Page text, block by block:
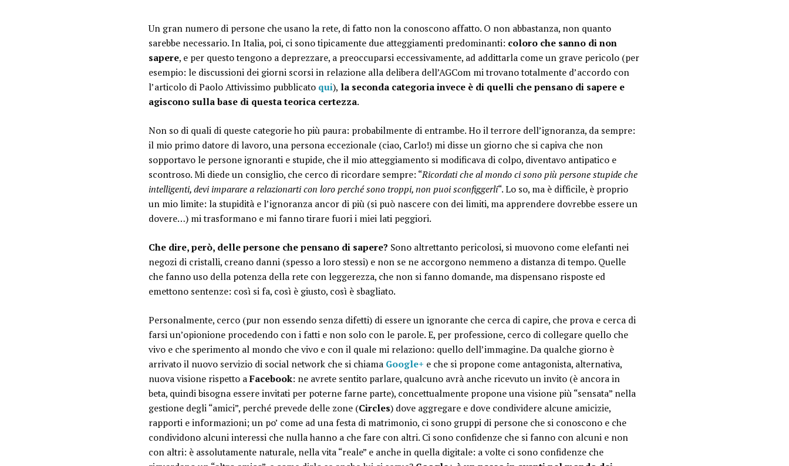
Un gran numero di persone che usano la rete, di fatto non la conoscono affatto. O non abbastanza, non quanto
sarebbe necessario. In Italia, poi, ci sono tipicamente due atteggiamenti predominanti: coloro che sanno di non
sapere, e per questo tengono a deprezzare, a preoccuparsi eccessivamente, ad addittarla come un grave pericolo (per
esempio: le discussioni dei giorni scorsi in relazione alla delibera dell’AGCom mi trovano totalmente d’accordo con
l’articolo di Paolo Attivissimo pubblicato qui), la seconda categoria invece è di quelli che pensano di sapere e
agiscono sulla base di questa teorica certezza.
Non so di quali di queste categorie ho più paura: probabilmente di entrambe. Ho il terrore dell’ignoranza, da sempre:
il mio primo datore di lavoro, una persona eccezionale (ciao, Carlo!) mi disse un giorno che si capiva che non
sopportavo le persone ignoranti e stupide, che il mio atteggiamento si modificava di colpo, diventavo antipatico e
scontroso. Mi diede un consiglio, che cerco di ricordare sempre: “Ricordati che al mondo ci sono più persone stupide che
intelligenti, devi imparare a relazionarti con loro perché sono troppi, non puoi sconfiggerli“. Lo so, ma è difficile, è proprio
un mio limite: la stupidità e l’ignoranza ancor di più (si può nascere con dei limiti, ma apprendere dovrebbe essere un
dovere…) mi trasformano e mi fanno tirare fuori i miei lati peggiori.
Che dire, però, delle persone che pensano di sapere? Sono altrettanto pericolosi, si muovono come elefanti nei
negozi di cristalli, creano danni (spesso a loro stessi) e non se ne accorgono nemmeno a distanza di tempo. Quelle
che fanno uso della potenza della rete con leggerezza, che non si fanno domande, ma dispensano risposte ed
emettono sentenze: così si fa, così è giusto, così è sbagliato.
Personalmente, cerco (pur non essendo senza difetti) di essere un ignorante che cerca di capire, che prova e cerca di
farsi un’opionione procedendo con i fatti e non solo con le parole. E, per professione, cerco di collegare quello che
vivo e che sperimento al mondo che vivo e con il quale mi relaziono: quello dell’immagine. Da qualche giorno è
arrivato il nuovo servizio di social network che si chiama Google+ e che si propone come antagonista, alternativa,
nuova visione rispetto aFacebook: ne avrete sentito parlare, qualcuno avrà anche ricevuto un invito (è ancora in
beta, quindi bisogna essere invitati per poterne farne parte), concettualmente propone una visione più “sensata” nella
gestione degli “amici”, perché prevede delle zone (Circles) dove aggregare e dove condividere alcune amicizie,
rapporti e informazioni; un po’ come ad una festa di matrimonio, ci sono gruppi di persone che si conoscono e che
condividono alcuni interessi che nulla hanno a che fare con altri. Ci sono confidenze che si fanno con alcuni e non
con altri: è assolutamente naturale, nella vita “reale” e anche in quella digitale: a volte ci sono confidenze che